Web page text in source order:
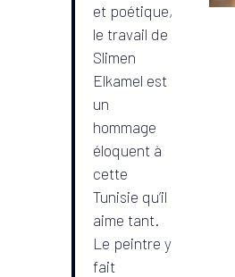
et poétique,
le travail de
Slimen
Elkamel est
un
hommage
éloquent à
cette
Tunisie qu’il
aime tant.
Le peintre y
fait